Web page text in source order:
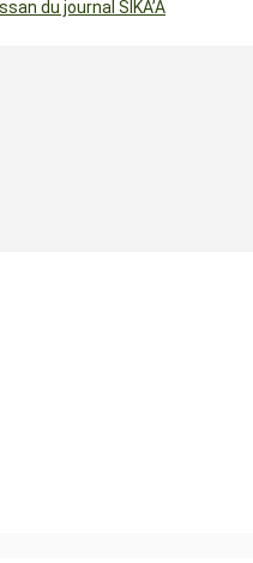
du journal SIKA’A